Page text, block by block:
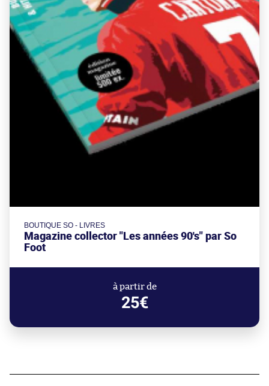
BOUTIQUE SO - LIVRES
Magazine collector "Les années 90's" par So
Foot
à partir de
25€